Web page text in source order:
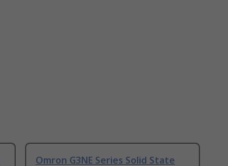
Omron G3NE Series Solid State